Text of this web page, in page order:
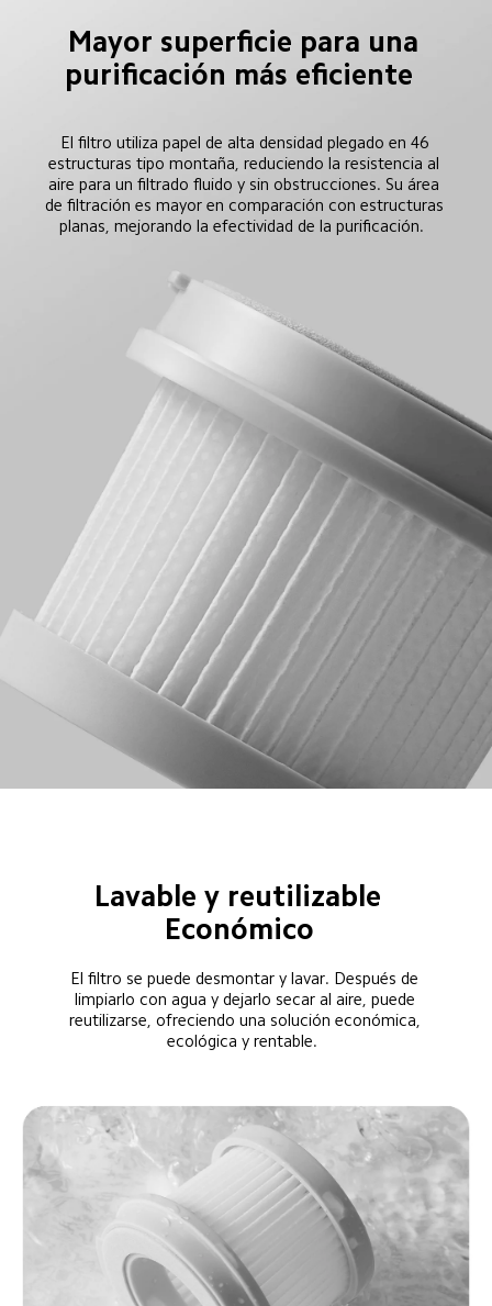
Mayor superficie para una
purificación más eficiente
El filtro utiliza papel de alta densidad plegado en 46
estructuras tipo montaña, reduciendo la resistencia al
aire para un filtrado fluido y sin obstrucciones. Su área
de filtración es mayor en comparación con estructuras
planas, mejorando la efectividad de la purificación.
Lavable y reutilizable
Económico
El filtro se puede desmontar y lavar. Después de
limpiarlo con agua y dejarlo secar al aire, puede
reutilizarse, ofreciendo una solución económica,
ecológica y rentable.